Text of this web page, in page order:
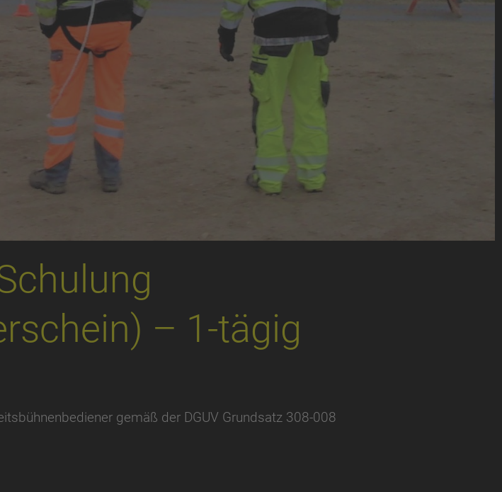
– 1-tägig
gemäß der DGUV Grundsatz 308-008